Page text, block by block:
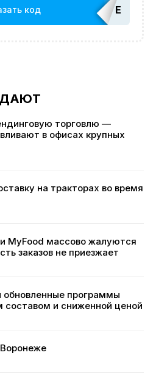
код
торговлю —
в офисах крупных
на тракторах во время
MyFood массово жалуются
заказов не приезжает
обновленные программы
составом и сниженной ценой